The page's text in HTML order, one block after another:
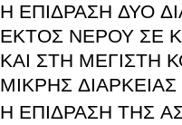
Η ΕΠΙΔΡΑΣΗ ΔΥΟ
ΕΚΤΟΣ ΝΕΡΟΥ ΣΕ
ΚΑΙ ΣΤΗ ΜΕΓΙΣΤΗ
ΜΙΚΡΗΣ ΔΙΑΡΚΕΙΑΣ
Η ΕΠΙΔΡΑΣΗ ΤΗΣ